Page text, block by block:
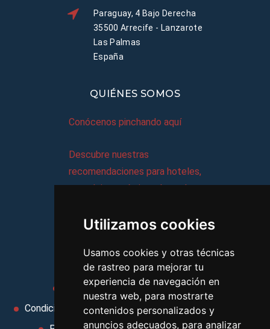
Utilizamos cookies
Usamos cookies y otras técnicas
de rastreo para mejorar tu
experiencia de navegación en
nuestra web, para mostrarte
contenidos personalizados y
anuncios adecuados, para analizar
Paraguay, 4 Bajo Derecha
35500 Arrecife - Lanzarote
Las Palmas
España
QUIÉNES SOMOS
Conócenos pinchando aquí
Descubre nuestras
recomendaciones para hoteles,
complejos turísticos, hostales,
viajes, y mucho más!
MI AGENCIA
Aviso legal
Condiciones de uso
Condiciones Generales
Ley de Viajes Combinados